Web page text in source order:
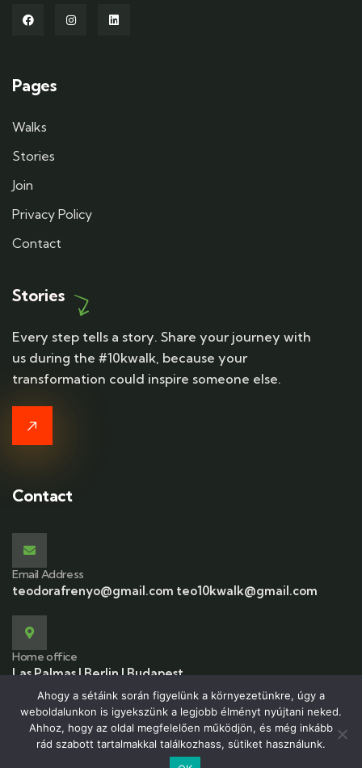
Pages
Walks
Stories
Join
Privacy Policy
Contact
Stories
Every step tells a story. Share your journey with
us during the #10kwalk, because your
transformation could inspire someone else.
Contact
Email Address
teodorafrenyo@gmail.com teo10kwalk@gmail.com
Home office
Las Palmas | Berlin | Budapest
Ahogy a sétáink során figyelünk a környezetünkre, úgy a
weboldalunkon is igyekszünk a legjobb élményt nyújtani neked.
Ahhoz, hogy az oldal megfelelően működjön, és még inkább
rád szabott tartalmakkal találkozhass, sütiket használunk.